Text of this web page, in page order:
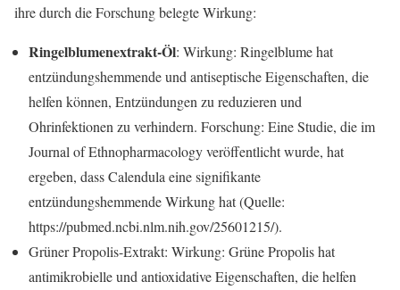
ihre durch die Forschung belegte Wirkung:
Ringelblumenextrakt-Öl: Wirkung: Ringelblume hat
entzündungshemmende und antiseptische Eigenschaften, die
helfen können, Entzündungen zu reduzieren und
Ohrinfektionen zu verhindern. Forschung: Eine Studie, die im
Journal of Ethnopharmacology veröffentlicht wurde, hat
ergeben, dass Calendula eine signifikante
entzündungshemmende Wirkung hat (Quelle:
https://pubmed.ncbi.nlm.nih.gov/25601215/).
Grüner Propolis-Extrakt: Wirkung: Grüne Propolis hat
antimikrobielle und antioxidative Eigenschaften, die helfen